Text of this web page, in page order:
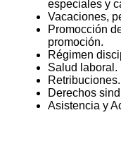
especiales y
Vacaciones,
Promocción
promoción.
Régimen
Salud laboral.
Retribuciones.
Derechos
Asistencia y